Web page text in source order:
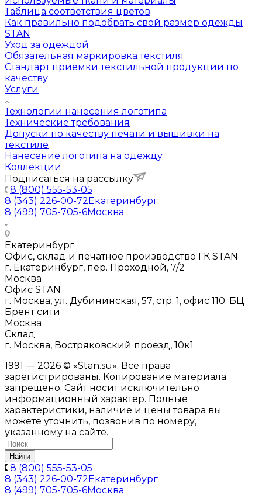
Таблица соответствия цветов
Как правильно подобрать свой размер одежды
STAN
Уход за одеждой
Обязательная маркировка текстиля
Стандарт приемки текстильной продукции по
качеству
Услуги
Технологии нанесения логотипа
Технические требования
Допуски по качеству печати и вышивки на
текстиле
Нанесение логотипа на одежду
Коллекции
Подписаться на рассылку
8 (800) 555-53-05
8 (343) 226-00-72Екатеринбург
8 (499) 705-705-6Москва
Екатеринбург
Офис, склад и печатное производство ГК STAN
г. Екатеринбург, пер. Проходной, 7/2
Москва
Офис STAN
г. Москва, ул. Дубининская, 57, стр. 1, офис 110. БЦ
Брент сити
Москва
Склад
г. Москва, Востряковский проезд, 10к1
1991 — 2026 © «Stan.su». Все права
зарегистрированы. Копирование материала
запрещено. Сайт носит исключительно
информационный характер. Полные
характеристики, наличие и цены товара вы
можете уточнить, позвонив по номеру,
указанному на сайте.
Найти
8 (800) 555-53-05
8 (343) 226-00-72Екатеринбург
8 (499) 705-705-6Москва